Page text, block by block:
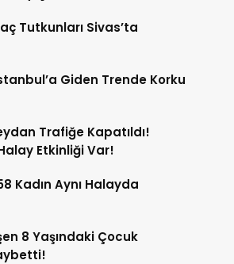
Tutkunları Sivas’ta
Giden Trende Korku
Trafiğe Kapatıldı!
Etkinliği Var!
Kadın Aynı Halayda
8 Yaşındaki Çocuk